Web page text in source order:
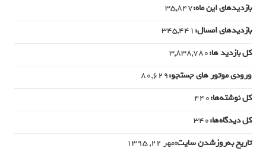
بازدیدهای این ماه:35,847
بازدیدهای امسال:345,441
کل بازدید ها:3,838,780
ورودی‌ موتور های جستجو:80,629
کل نوشته‌ها:440
کل دیدگاه‌ها:340
تاریخ به‌روزشدن سایت:مهر ۲۲, ۱۳۹۵